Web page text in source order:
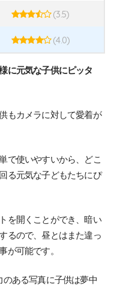
(3.5)
(4.0)
に元気な子供にピッタ
もカメラに対して愛着が
で使いやすいから、どこ
る元気な子どもたちにぴ
を開くことができ、暗い
るので、昼とはまた違っ
が可能です。
ある写真に子供は夢中